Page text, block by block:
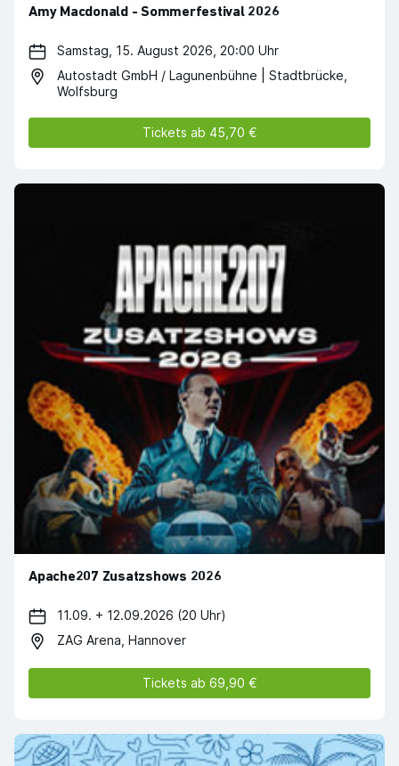
Amy Macdonald - Sommerfestival 2026
Samstag, 15. August 2026, 20:00 Uhr
Autostadt GmbH / Lagunenbühne | Stadtbrücke,
Wolfsburg
Tickets ab 45,70 €
Apache207 Zusatzshows 2026
11.09. + 12.09.2026 (20 Uhr)
ZAG Arena, Hannover
Tickets ab 69,90 €